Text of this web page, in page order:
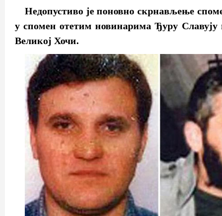
Недопустиво је поновно скрнављење
у спомен отетим новинарима Ђуру
Великој Хочи.